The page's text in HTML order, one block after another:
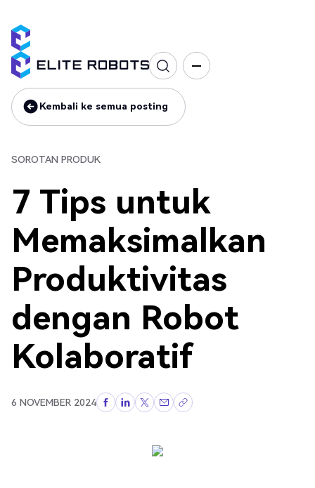
Kembali ke semua posting
Kembali ke semua posting
SOROTAN PRODUK
7 Tips untuk
Memaksimalkan
Produktivitas
dengan Robot
Kolaboratif
6 NOVEMBER 2024